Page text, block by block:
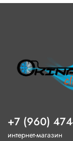
+7 (960)
интернет-магазин